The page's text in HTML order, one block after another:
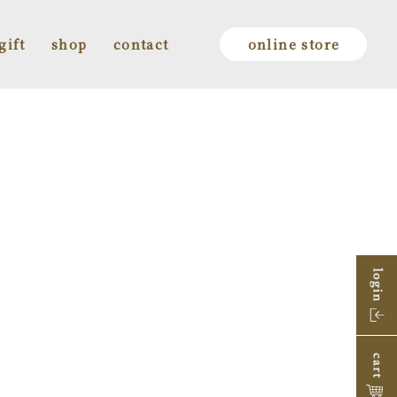
shop contact online store